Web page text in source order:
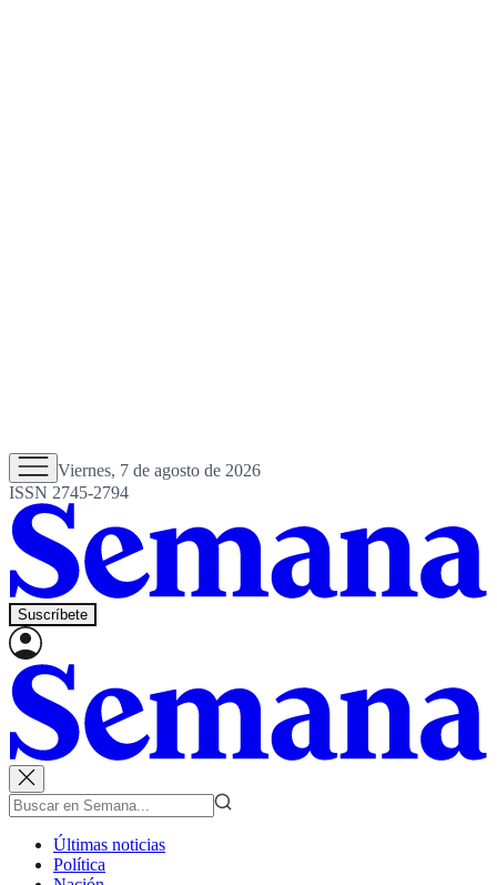
Viernes, 7 de agosto de 2026
ISSN 2745-2794
Suscríbete
Últimas noticias
Política